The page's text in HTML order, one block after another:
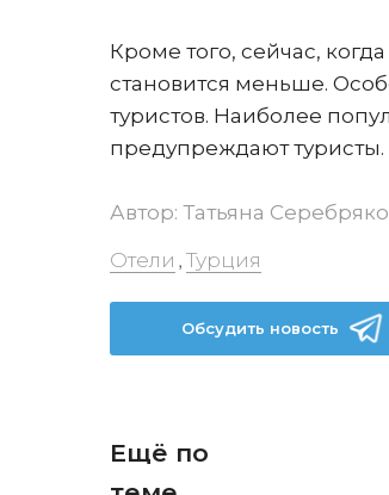
Кроме того, сейчас,
становится меньше.
туристов. Наиболее
предупреждают туристы.
Автор: Татьяна
Отели , Турция
Обсудить новость
Ещё по